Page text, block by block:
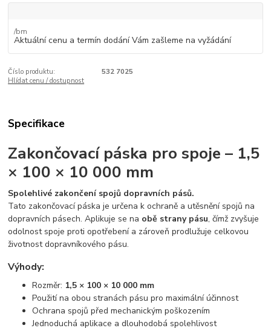
/bm
Aktuální cenu a termín dodání Vám zašleme na vyžádání
Číslo produktu:
532 7025
Hlídat cenu / dostupnost
Specifikace
Zakončovací páska pro spoje – 1,5
× 100 × 10 000 mm
Spolehlivé zakončení spojů dopravních pásů.
Tato zakončovací páska je určena k ochraně a utěsnění spojů na
dopravních pásech. Aplikuje se na obě strany pásu, čímž zvyšuje
odolnost spoje proti opotřebení a zároveň prodlužuje celkovou
životnost dopravníkového pásu.
Výhody:
Rozměr: 1,5 × 100 × 10 000 mm
Použití na obou stranách pásu pro maximální účinnost
Ochrana spojů před mechanickým poškozením
Jednoduchá aplikace a dlouhodobá spolehlivost